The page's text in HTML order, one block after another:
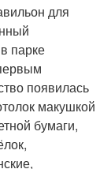
для
парке
появилась
макушкой
бумаги,